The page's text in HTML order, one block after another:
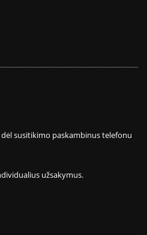
susitikimo paskambinus telefonu
užsakymus.